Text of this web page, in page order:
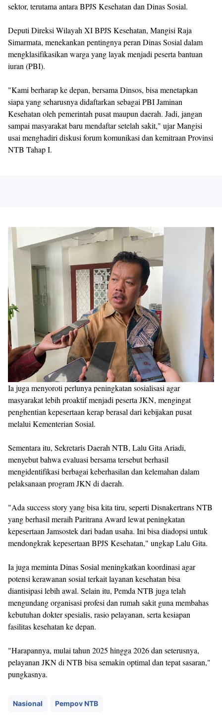
sektor, terutama antara BPJS Kesehatan dan Dinas Sosial.
Deputi Direksi Wilayah XI BPJS Kesehatan, Mangisi Raja
Simarmata, menekankan pentingnya peran Dinas Sosial dalam
mengklasifikasikan warga yang layak menjadi peserta bantuan
iuran (PBI).
"Kami berharap ke depan, bersama Dinsos, bisa menetapkan
siapa yang seharusnya didaftarkan sebagai PBI Jaminan
Kesehatan oleh pemerintah pusat maupun daerah. Jadi, jangan
sampai masyarakat baru mendaftar setelah sakit," ujar Mangisi
usai menghadiri diskusi forum komunikasi dan kemitraan Provinsi
NTB Tahap I.
Ia juga menyoroti perlunya peningkatan sosialisasi agar
masyarakat lebih proaktif menjadi peserta JKN, mengingat
penghentian kepesertaan kerap berasal dari kebijakan pusat
melalui Kementerian Sosial.
Sementara itu, Sekretaris Daerah NTB, Lalu Gita Ariadi,
menyebut bahwa evaluasi bersama tersebut berhasil
mengidentifikasi berbagai keberhasilan dan kelemahan dalam
pelaksanaan program JKN di daerah.
"Ada success story yang bisa kita tiru, seperti Disnakertrans NTB
yang berhasil meraih Paritrana Award lewat peningkatan
kepesertaan Jamsostek dari badan usaha. Ini bisa diadopsi untuk
mendongkrak kepesertaan BPJS Kesehatan," ungkap Lalu Gita.
Ia juga meminta Dinas Sosial meningkatkan koordinasi agar
potensi kerawanan sosial terkait layanan kesehatan bisa
diantisipasi lebih awal. Selain itu, Pemda NTB juga telah
mengundang organisasi profesi dan rumah sakit guna membahas
kebutuhan dokter spesialis, rasio pelayanan, serta kesiapan
fasilitas kesehatan ke depan.
"Harapannya, mulai tahun 2025 hingga 2026 dan seterusnya,
pelayanan JKN di NTB bisa semakin optimal dan tepat sasaran,"
pungkasnya.
Nasional Pempov NTB